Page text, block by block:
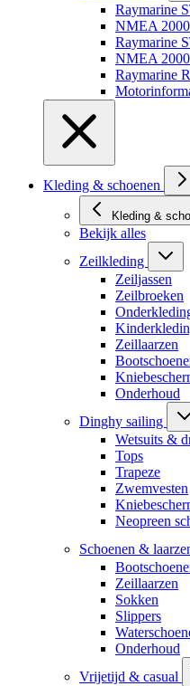
Raymarine
NMEA 2000
Raymarine
NMEA
Raymarine
Kleding & schoenen
Kleding &
Bekijk alles
Zeilkleding
Zeiljassen
Zeilbroeken
Zeillaarzen
Onderhoud
Dinghy sailing
Wetsuits &
Tops
Trapeze
Zwemvesten
Neopreen
Schoenen &
Zeillaarzen
Sokken
Slippers
Onderhoud
Vrijetijd & casual